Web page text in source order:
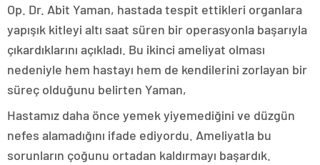
Op. Dr. Abit Yaman, hastada tespit ettikleri organlara
yapışık kitleyi altı saat süren bir operasyonla başarıyla
çıkardıklarını açıkladı. Bu ikinci ameliyat olması
nedeniyle hem hastayı hem de kendilerini zorlayan bir
süreç olduğunu belirten Yaman,
Hastamız daha önce yemek yiyemediğini ve düzgün
nefes alamadığını ifade ediyordu. Ameliyatla bu
sorunların çoğunu ortadan kaldırmayı başardık.